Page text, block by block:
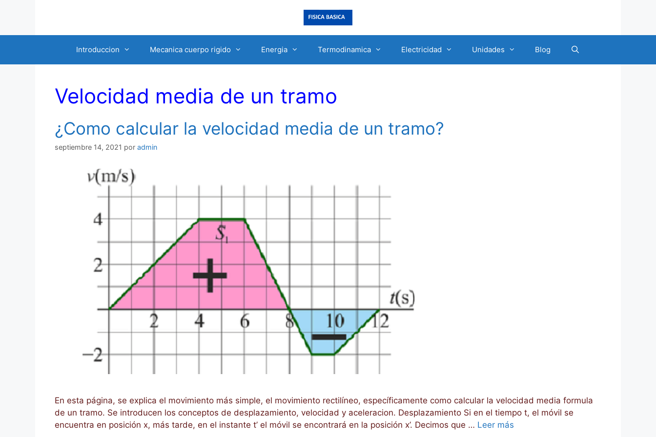
Introduccion Mecanica cuerpo rigido Energia Termodinamica Electricidad Unidades Blog
Velocidad media de un tramo
¿Como calcular la velocidad media de un tramo?
septiembre 14, 2021 por admin
En esta página, se explica el movimiento más simple, el movimiento rectilíneo, específicamente como calcular la velocidad media formula
de un tramo. Se introducen los conceptos de desplazamiento, velocidad y aceleracion. Desplazamiento Si en el tiempo t, el móvil se
encuentra en posición x, más tarde, en el instante t’ el móvil se encontrará en la posición x’. Decimos que … Leer más